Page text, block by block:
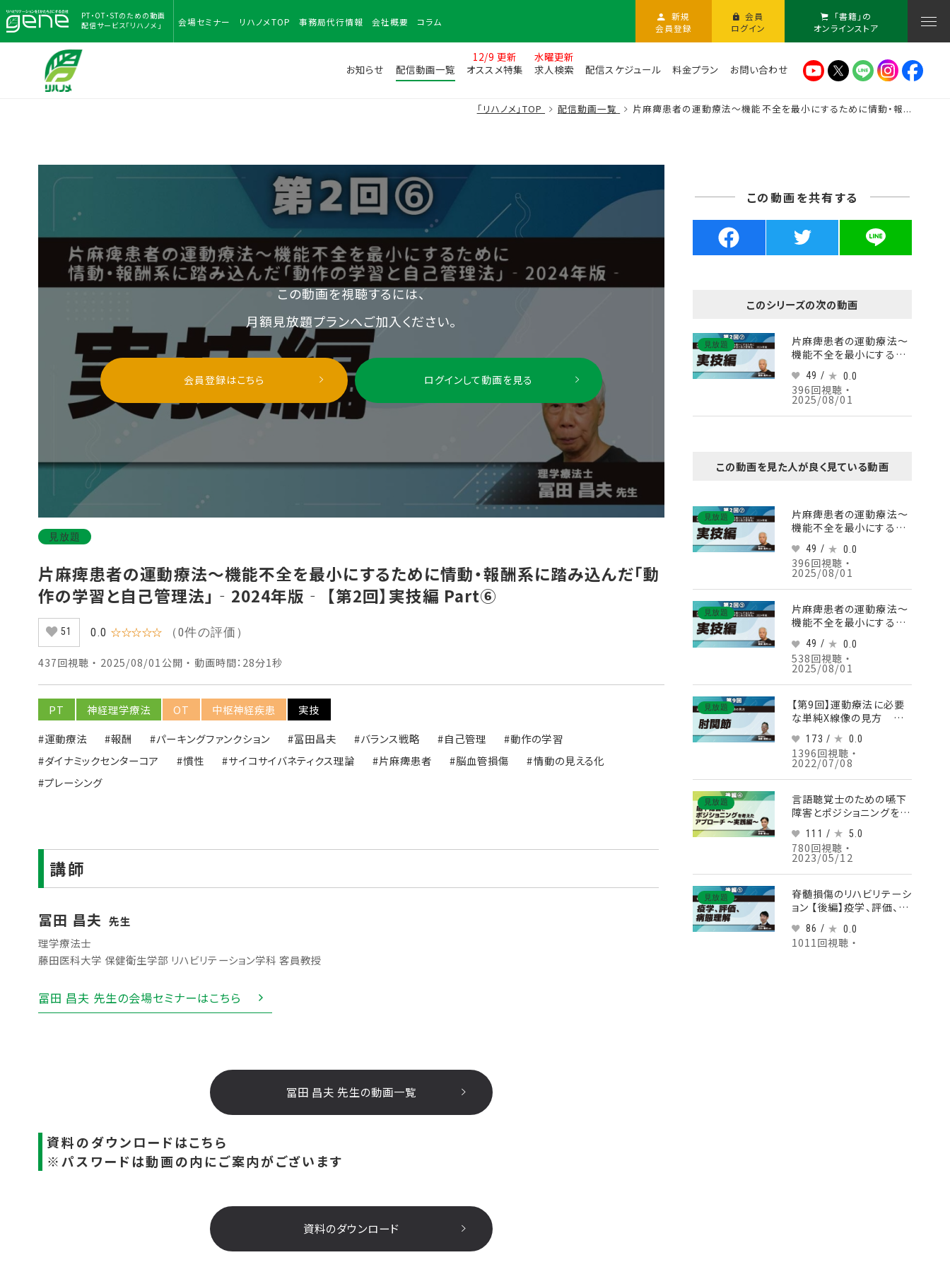
PT・OT・STのための動画
配信サービス「リハノメ」
会場セミナー リハノメTOP 事務局代行情報 会社概要 コラム
新規
会員登録
会員
ログイン
「書籍」の
オンラインストア
お知らせ 配信動画一覧
12/9 更新
オススメ特集
水曜更新
求人検索
配信スケジュール 料金プラン お問い合わせ
「リハノメ」TOP 配信動画一覧 片麻痺患者の運動療法～機能不全を最小にするために情動・報...
この動画を視聴するには、
月額見放題プランへご加入ください。
会員登録はこちら ログインして動画を見る
見放題
片麻痺患者の運動療法～機能不全を最小にするために情動・報酬系に踏み込んだ「動
作の学習と自己管理法」‐2024年版‐ 【第2回】実技編 Part⑥
51 0.0 ☆☆☆☆☆ （0件の評価）
437回視聴 ・ 2025/08/01公開 ・ 動画時間：28分1秒
PT 神経理学療法 OT 中枢神経疾患
実技
#運動療法
#報酬 #パーキングファンクション #冨田昌夫 #バランス戦略 #自己管理
#動作の学習
#ダイナミックセンターコア
#慣性 #サイコサイバネティクス理論 #片麻痺患者 #脳血管損傷
#情動の見える化
#プレーシング
講師
冨田 昌夫 先生
理学療法士
藤田医科大学 保健衛生学部 リハビリテーション学科 客員教授
冨田 昌夫 先生の会場セミナーはこちら
冨田 昌夫 先生の動画一覧
資料のダウンロードはこちら
※パスワードは動画の内にご案内がございます
資料のダウンロード
この動画を共有する
このシリーズの次の動画
見放題
片麻痺患者の運動療法～
機能不全を最小にするた
めに情動・報酬系に踏み
込んだ「動作の学習と自己
管理法」‐2024年版‐
【第2回】実技編 Part⑦
49 / 0.0
396回視聴 ・
2025/08/01
この動画を見た人が良く見ている動画
見放題
片麻痺患者の運動療法～
機能不全を最小にするた
めに情動・報酬系に踏み
込んだ「動作の学習と自己
管理法」‐2024年版‐
【第2回】実技編 Part⑦
49 / 0.0
396回視聴 ・
2025/08/01
見放題
片麻痺患者の運動療法～
機能不全を最小にするた
めに情動・報酬系に踏み
込んだ「動作の学習と自己
管理法」‐2024年版‐
【第2回】実技編 Part③
49 / 0.0
538回視聴 ・
2025/08/01
見放題
【第9回】運動療法に必要
な単純X線像の見方 肘
173 / 0.0
1396回視聴 ・
2022/07/08
見放題
言語聴覚士のための嚥下
障害とポジショニングを考
～ 【後編】 Part④
111 / 5.0
780回視聴 ・
2023/05/12
見放題
脊髄損傷のリハビリテーシ
ョン 【後編】疫学、評価、病
態理解 Part①自律神経
障害について
86 / 0.0
1011回視聴 ・